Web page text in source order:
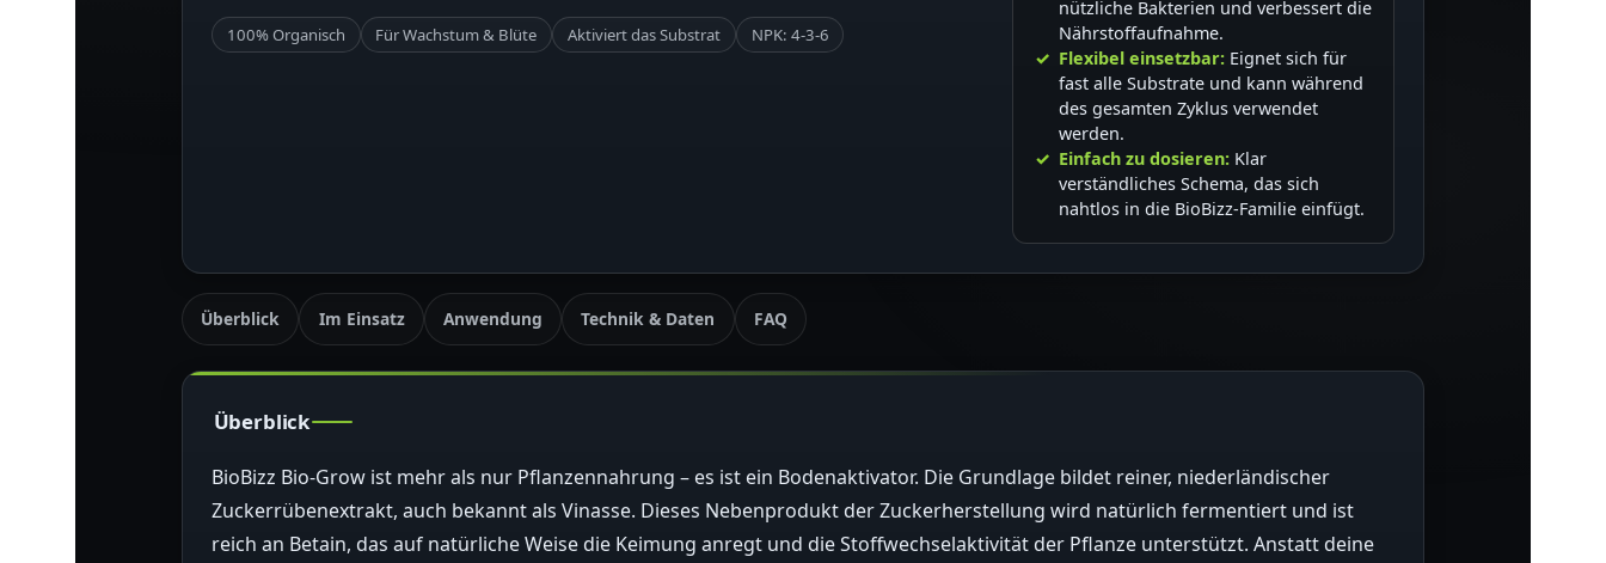
100% Organisch Für Wachstum & Blüte Aktiviert das Substrat NPK: 4-3-6
nützliche Bakterien und verbessert die
Nährstoffaufnahme.
Flexibel einsetzbar: Eignet sich für
fast alle Substrate und kann während
des gesamten Zyklus verwendet
werden.
Einfach zu dosieren: Klar
verständliches Schema, das sich
nahtlos in die BioBizz-Familie einfügt.
Überblick Im Einsatz Anwendung Technik & Daten FAQ
Überblick
BioBizz Bio-Grow ist mehr als nur Pflanzennahrung – es ist ein Bodenaktivator. Die Grundlage bildet reiner, niederländischer
Zuckerrübenextrakt, auch bekannt als Vinasse. Dieses Nebenprodukt der Zuckerherstellung wird natürlich fermentiert und ist
reich an Betain, das auf natürliche Weise die Keimung anregt und die Stoffwechselaktivität der Pflanze unterstützt. Anstatt deine